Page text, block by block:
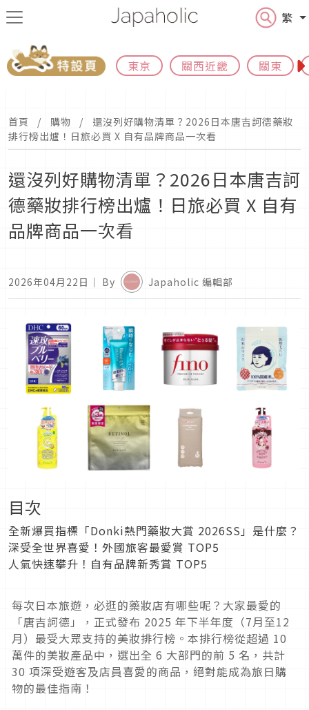
繁
東京 關西近畿 關東
首頁 購物
還沒列好購物清單？2026日本唐吉訶德藥妝
排行榜出爐！日旅必買 X 自有品牌商品一次看
還沒列好購物清單？2026日本唐吉訶
德藥妝排行榜出爐！日旅必買 X 自有
品牌商品一次看
2026年04月22日 ｜ By Japaholic 編輯部
目次
全新爆買指標「Donki熱門藥妝大賞 2026SS」是什麼？
深受全世界喜愛！外國旅客最愛賞 TOP5
人氣快速攀升！自有品牌新秀賞 TOP5
每次日本旅遊，必逛的藥妝店有哪些呢？大家最愛的
「唐吉訶德」，正式發布 2025 年下半年度（7月至12
月）最受大眾支持的美妝排行榜。本排行榜從超過 10
萬件的美妝產品中，選出全 6 大部門的前 5 名，共計
30 項深受遊客及店員喜愛的商品，絕對能成為旅日購
物的最佳指南！